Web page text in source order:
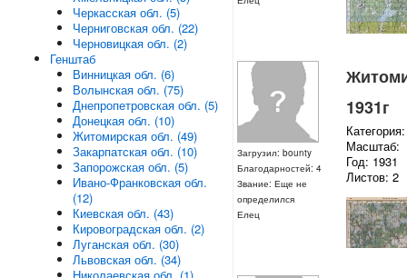
Загрузил: bounty
Благодарностей: 4
Звание: Еще не
определился
Елец
1931г
Масштаб:
Год: 1931
Листов: 2
Черкасская обл. (5)
Черниговская обл. (22)
Черновицкая обл. (2)
Генштаб
Винницкая обл. (6)
Волынская обл. (75)
Днепропетровская обл. (5)
Донецкая обл. (10)
Житомирская обл. (49)
Закарпатская обл. (10)
Запорожская обл. (5)
Ивано-Франковская обл.
(12)
Киевская обл. (43)
Кировоградская обл. (2)
Луганская обл. (30)
Львовская обл. (34)